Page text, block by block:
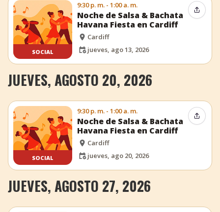
SOCIAL
9:30 p. m. - 1:00 a. m.
Noche de Salsa & Bachata
Havana Fiesta en Cardiff
Cardiff
jueves, ago 13, 2026
JUEVES, AGOSTO 20, 2026
SOCIAL
9:30 p. m. - 1:00 a. m.
Noche de Salsa & Bachata
Havana Fiesta en Cardiff
Cardiff
jueves, ago 20, 2026
JUEVES, AGOSTO 27, 2026